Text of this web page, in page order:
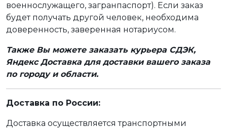
военнослужащего, загранпаспорт). Если заказ
будет получать другой человек, необходима
доверенность, заверенная нотариусом.
Также Вы можете заказать курьера СДЭК,
Яндекс Доставка для доставки вашего заказа
по городу и области.
Доставка по России:
Доставка осуществляется транспортными